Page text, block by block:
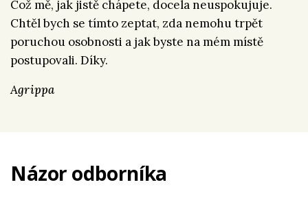
Což mě, jak jistě chápete, docela neuspokujuje.
Chtěl bych se tímto zeptat, zda nemohu trpět
poruchou osobnosti a jak byste na mém místě
postupovali. Díky.
Agrippa
Názor odborníka